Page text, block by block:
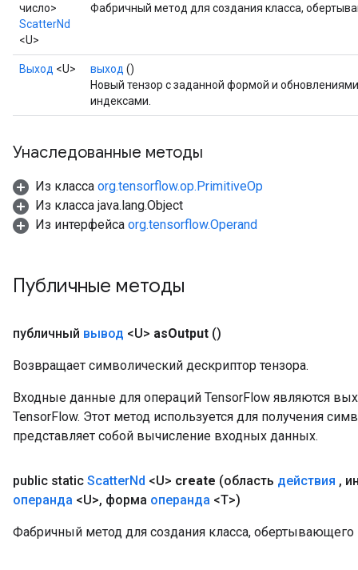
число>
ScatterNd
<U>
Фабричный метод для создания класса,
Выход <U> выход ()
Новый тензор с заданной формой и
индексами.
Унаследованные методы
Из класса org.tensorflow.op.PrimitiveOp
Из класса java.lang.Object
Из интерфейса org.tensorflow.Operand
Публичные методы
публичный вывод <U> asOutput ()
Возвращает символический дескриптор тензора.
Входные данные для операций TensorFlow являются
TensorFlow. Этот метод используется для получения
представляет собой вычисление входных данных.
public static ScatterNd <U> create (область действия ,
операнда <U>, форма операнда <T>)
Фабричный метод для создания класса,